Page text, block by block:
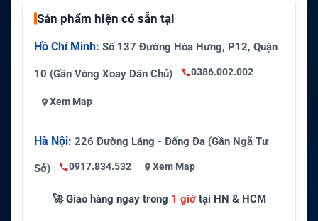
Sản phẩm hiện có sẵn tại
Hồ Chí Minh: Số 137 Đường Hòa Hưng, P12, Quận
10 (Gần Vòng Xoay Dân Chủ) 0386.002.002
Xem Map
Hà Nội: 226 Đường Láng - Đống Đa (Gần Ngã Tư
Sở) 0917.834.532 Xem Map
🚀 Giao hàng ngay trong 1 giờtại HN & HCM